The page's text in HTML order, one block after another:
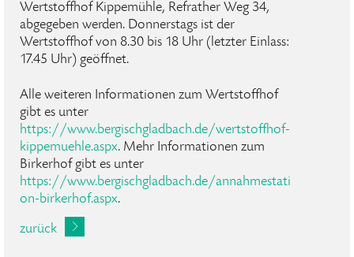
Wertstoffhof Kippemühle, Refrather Weg 34,
abgegeben werden. Donnerstags ist der
Wertstoffhof von 8.30 bis 18 Uhr (letzter Einlass:
17.45 Uhr) geöffnet.
Alle weiteren Informationen zum Wertstoffhof
gibt es unter
https://www.bergischgladbach.de/wertstoffhof-
kippemuehle.aspx. Mehr Informationen zum
Birkerhof gibt es unter
https://www.bergischgladbach.de/annahmestati
on-birkerhof.aspx.
zurück